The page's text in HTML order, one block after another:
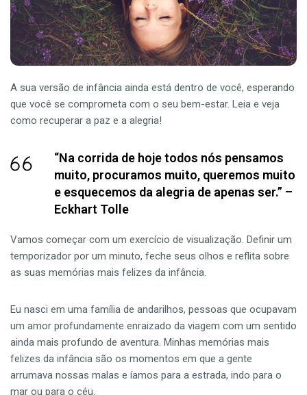
A sua versão de infância ainda está dentro de você, esperando
que você se comprometa com o seu bem-estar. Leia e veja
como recuperar a paz e a alegria!
“Na corrida de hoje todos nós pensamos
muito, procuramos muito, queremos muito
e esquecemos da alegria de apenas ser.” –
Eckhart Tolle
Vamos começar com um exercício de visualização. Definir um
temporizador por um minuto, feche seus olhos e reflita sobre
as suas memórias mais felizes da infância.
Eu nasci em uma família de andarilhos, pessoas que ocupavam
um amor profundamente enraizado da viagem com um sentido
ainda mais profundo de aventura. Minhas memórias mais
felizes da infância são os momentos em que a gente
arrumava nossas malas e íamos para a estrada, indo para o
mar ou para o céu.